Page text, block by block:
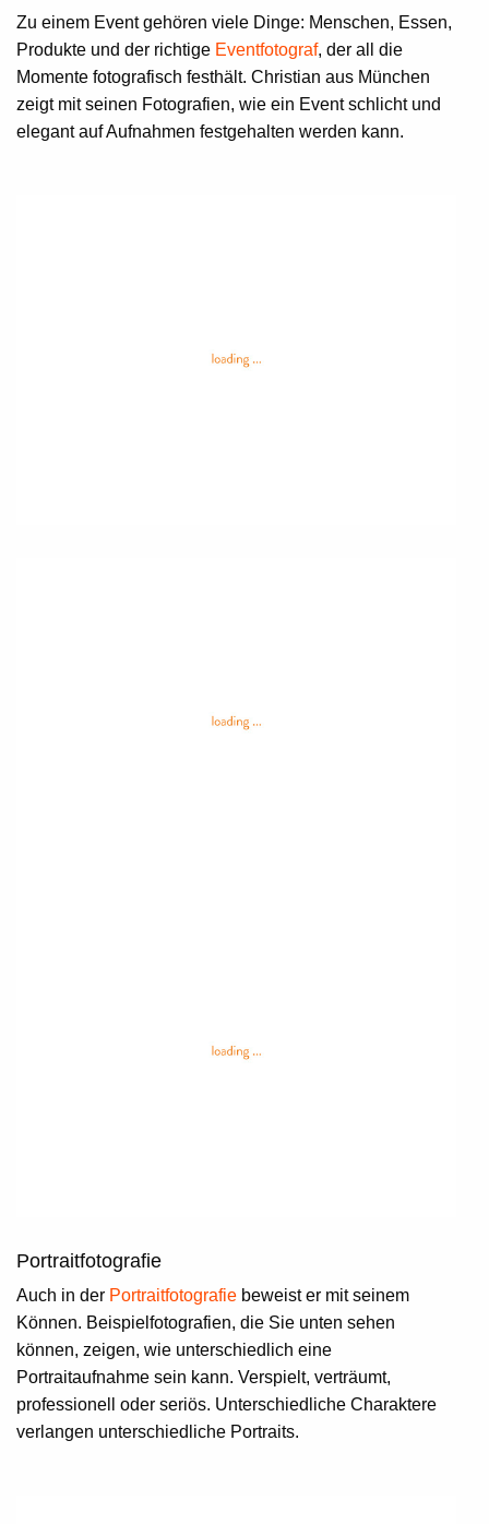
Zu einem Event gehören viele Dinge: Menschen, Essen,
Produkte und der richtige Eventfotograf, der all die
Momente fotografisch festhält. Christian aus München
zeigt mit seinen Fotografien, wie ein Event schlicht und
elegant auf Aufnahmen festgehalten werden kann.
Portraitfotografie
Auch in der Portraitfotografie beweist er mit seinem
Können. Beispielfotografien, die Sie unten sehen
können, zeigen, wie unterschiedlich eine
Portraitaufnahme sein kann. Verspielt, verträumt,
professionell oder seriös. Unterschiedliche Charaktere
verlangen unterschiedliche Portraits.